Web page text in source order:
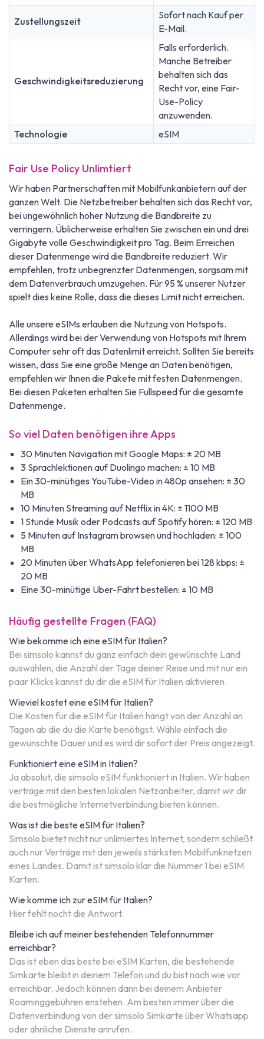
Zustellungszeit
Sofort nach Kauf per
E-Mail.
Geschwindigkeitsreduzierung
Falls erforderlich.
Manche Betreiber
behalten sich das
Recht vor, eine Fair-
Use-Policy
anzuwenden.
Technologie
eSIM
Fair Use Policy Unlimtiert
Wir haben Partnerschaften mit Mobilfunkanbietern auf der
ganzen Welt. Die Netzbetreiber behalten sich das Recht vor,
bei ungewöhnlich hoher Nutzung die Bandbreite zu
verringern. Üblicherweise erhalten Sie zwischen ein und drei
Gigabyte volle Geschwindigkeit pro Tag. Beim Erreichen
dieser Datenmenge wird die Bandbreite reduziert. Wir
empfehlen, trotz unbegrenzter Datenmengen, sorgsam mit
dem Datenverbrauch umzugehen. Für 95 % unserer Nutzer
spielt dies keine Rolle, dass die dieses Limit nicht erreichen.
Alle unsere eSIMs erlauben die Nutzung von Hotspots.
Allerdings wird bei der Verwendung von Hotspots mit Ihrem
Computer sehr oft das Datenlimit erreicht. Sollten Sie bereits
wissen, dass Sie eine große Menge an Daten benötigen,
empfehlen wir Ihnen die Pakete mit festen Datenmengen.
Bei diesen Paketen erhalten Sie Fullspeed für die gesamte
Datenmenge.
So viel Daten benötigen ihre Apps
30 Minuten Navigation mit Google Maps: ± 20 MB
3 Sprachlektionen auf Duolingo machen: ± 10 MB
Ein 30-minütiges YouTube-Video in 480p ansehen: ± 30
MB
10 Minuten Streaming auf Netflix in 4K: ± 1100 MB
1 Stunde Musik oder Podcasts auf Spotify hören: ± 120 MB
5 Minuten auf Instagram browsen und hochladen: ± 100
MB
20 Minuten über WhatsApp telefonieren bei 128 kbps: ±
20 MB
Eine 30-minütige Uber-Fahrt bestellen: ± 10 MB
Häufig gestellte Fragen (FAQ)
Wie bekomme ich eine eSIM für Italien?
Bei simsolo kannst du ganz einfach dein gewünschte Land
auswählen, die Anzahl der Tage deiner Reise und mit nur ein
paar Klicks kannst du dir die eSIM für Italien aktivieren.
Wieviel kostet eine eSIM für Italien?
Die Kosten für die eSIM für Italien hängt von der Anzahl an
Tagen ab die du die Karte benötigst. Wähle einfach die
gewünschte Dauer und es wird dir sofort der Preis angezeigt.
Funktioniert eine eSIM in Italien?
Ja absolut, die simsolo eSIM funktioniert in Italien. Wir haben
verträge mit den besten lokalen Netzanbeiter, damit wir dir
die bestmögliche Internetverbindung bieten können.
Was ist die beste eSIM für Italien?
Simsolo bietet nicht nur unlimiertes Internet, sondern schließt
auch nur Verträge mit den jeweils stärksten Mobilfunknetzen
eines Landes. Damit ist simsolo klar die Nummer 1 bei eSIM
Karten.
Wie komme ich zur eSIM für Italien?
Hier fehlt nocht die Antwort.
Bleibe ich auf meiner bestehenden Telefonnummer
erreichbar?
Das ist eben das beste bei eSIM Karten, die bestehende
Simkarte bleibt in deinem Telefon und du bist nach wie vor
erreichbar. Jedoch können dann bei deinem Anbieter
Roaminggebühren enstehen. Am besten immer über die
Datenverbindung von der simsolo Simkarte über Whatsapp
oder ähnliche Dienste anrufen.